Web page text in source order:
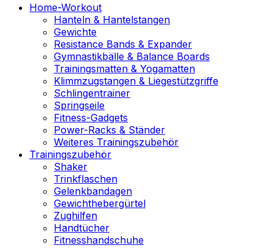
Home-Workout
Hanteln & Hantelstangen
Gewichte
Resistance Bands & Expander
Gymnastikbälle & Balance Boards
Trainingsmatten & Yogamatten
Klimmzugstangen & Liegestützgriffe
Schlingentrainer
Springseile
Fitness-Gadgets
Power-Racks & Ständer
Weiteres Trainingszubehör
Trainingszubehör
Shaker
Trinkflaschen
Gelenkbandagen
Gewichthebergürtel
Zughilfen
Handtücher
Fitnesshandschuhe